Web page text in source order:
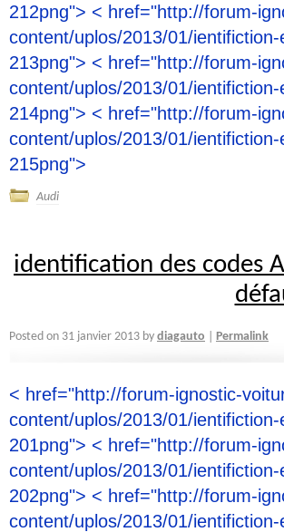
212png"> < href="http://forum-
content/uplos/2013/01/
213png"> < href="http://forum-
content/uplos/2013/01/
214png"> < href="http://forum-
content/uplos/2013/01/
215png">
Audi
identification des codes
Posted on 31 janvier 2013 by diagauto Permalink
< href="http://forum-ignostic-
content/uplos/2013/01/
201png"> < href="http://forum-
content/uplos/2013/01/
202png"> < href="http://forum-
content/uplos/2013/01/